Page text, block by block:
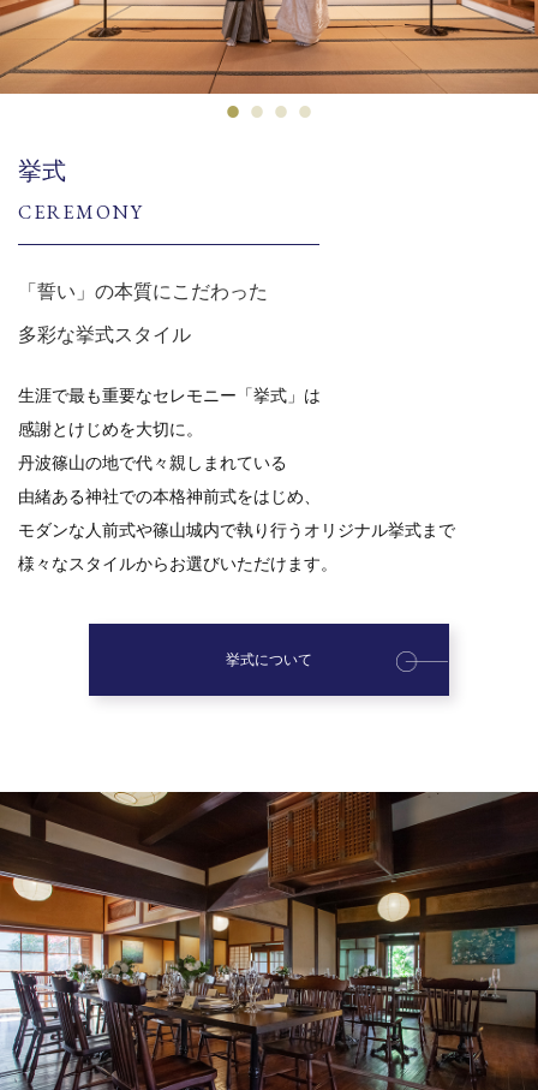
挙式
CEREMONY
「誓い」の本質にこだわった
多彩な挙式スタイル
生涯で最も重要なセレモニー「挙式」は
感謝とけじめを大切に。
丹波篠山の地で代々親しまれている
由緒ある神社での本格神前式をはじめ、
モダンな人前式や篠山城内で執り行うオリジナル挙式まで
様々なスタイルからお選びいただけます。
挙式について